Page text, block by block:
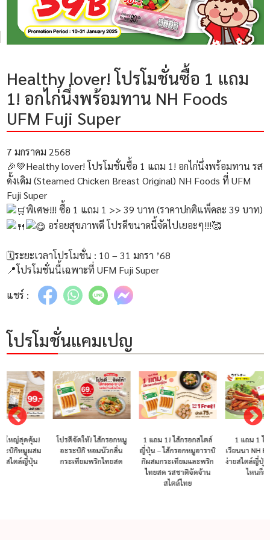
Healthy lover! โปรโมชั่นซื้อ 1 แถม
1! อกไก่นึ่งพร้อมทาน NH Foods
UFM Fuji Super
7 มกราคม 2568
🎉💚Healthy lover! โปรโมชั่นซื้อ 1 แถม 1! อกไก่นึ่งพร้อมทาน รส
ดั้งเดิม (Steamed Chicken Breast Original) NH Foods ที่ UFM
Fuji Super
พิเศษ!!! ซื้อ 1 แถม 1 >> 39 บาท (ราคาปกติแพ็คละ 39 บาท)
อร่อยสุขภาพดี โปรดีขนาดนี้จัดไปเยอะๆ!!!🥰
🗓ระยะเวลาโปรโมชั่น : 10 – 31 มกรา ’68
📍โปรโมชั่นนี้เฉพาะที่ UFM Fuji Super
แชร์ :
โปรโมชั่นแคมเปญ
โปรดีจัดให้! ไส้กรอกหมู
อะระบิกิ หอมนัวกลิ่น
กระเทียมพริกไทยสด
1 แถม 1! ไส้กรอกสไตล์
ญี่ปุ่น – ไส้กรอกหมูอาราบิ
กิผสมกระเทียมและพริก
ไทยสด รสชาติจัดจ้าน
1 แถม 1 ไส้กรอกไก่
เวียนนา NH Foods อร่อย
ง่ายสไตล์ญี่ปุ่น ครีเอทเมนู
ไหนก็อร่อย!